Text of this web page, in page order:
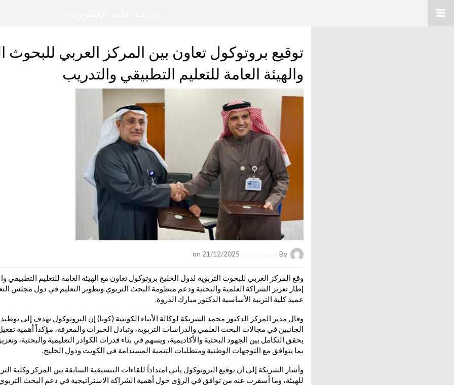
توقيع بروتوكول تعاون بين المركز العربي للبحوث
والهيئة العامة للتعليم التطبيقي والتدريب
By
وقع المركز العربي للبحوث التربوية لدول الخليج بروتوكول تعاون مع الهيئة العامة للتعليم التطبيقي
إطار تعزيز الشراكة العلمية والبحثية ودعم منظومة البحث التربوي وتطوير التعليم في دول مجلس
عميد كلية التربية الأساسية الدكتور مبارك الذروة.
وقال مدير المركز الدكتور محمد الشريكة لوكالة الأنباء الكويتية (كونا) إن البروتوكول يهدف إلى
الجانبين في مجالات البحث العلمي والدراسات التربوية، وتبادل الخبرات والمعرفة، مؤكداً أهمية
يحقق التكامل بين الجهود البحثية والأكاديمية، ويسهم في بناء قدرات الكوادر التعليمية والبحثية،
بما يتوافق مع التوجهات الوطنية ومتطلبات التنمية المستدامة في الكويت ودول الخليج.
وأشار الشريكة إلى أن توقيع البروتوكول يأتي امتداداً للقاءات التنسيقية السابقة بين المركز وكلية
للهيئة، وما أسفرت عنه من توافق في الرؤى حول أهمية الشراكة الاستراتيجية في دعم البحث التربوي